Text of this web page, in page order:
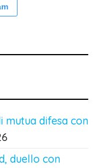
mutua difesa con
duello con